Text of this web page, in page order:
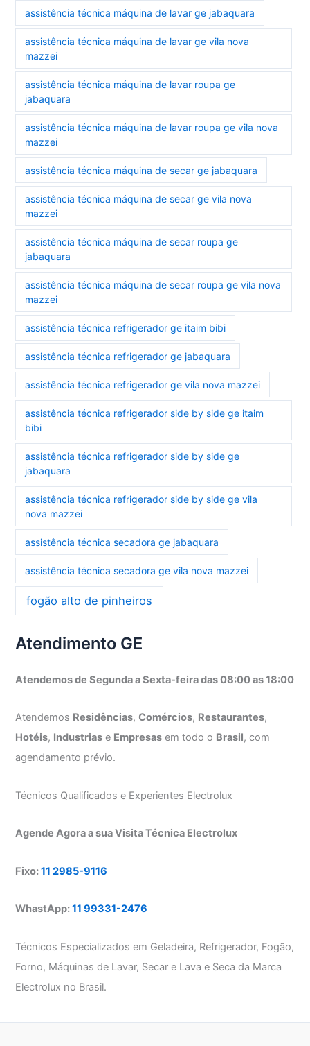
assistência técnica máquina de lavar ge jabaquara
assistência técnica máquina de lavar ge vila nova
mazzei
assistência técnica máquina de lavar roupa ge
jabaquara
assistência técnica máquina de lavar roupa ge vila nova
mazzei
assistência técnica máquina de secar ge jabaquara
assistência técnica máquina de secar ge vila nova
mazzei
assistência técnica máquina de secar roupa ge
jabaquara
assistência técnica máquina de secar roupa ge vila nova
mazzei
assistência técnica refrigerador ge itaim bibi
assistência técnica refrigerador ge jabaquara
assistência técnica refrigerador ge vila nova mazzei
assistência técnica refrigerador side by side ge itaim
bibi
assistência técnica refrigerador side by side ge
jabaquara
assistência técnica refrigerador side by side ge vila
nova mazzei
assistência técnica secadora ge jabaquara
assistência técnica secadora ge vila nova mazzei
fogão alto de pinheiros
Atendimento GE
Atendemos de Segunda a Sexta-feira das 08:00 as 18:00
Atendemos Residências,Comércios, Restaurantes,
Hotéis, Industrias e Empresas em todo o Brasil, com
agendamento prévio.
Técnicos Qualificados e Experientes Electrolux
Agende Agora a sua Visita Técnica Electrolux
Fixo:11 2985-9116
WhastApp:11 99331-2476
Técnicos Especializados em Geladeira, Refrigerador, Fogão,
Forno, Máquinas de Lavar, Secar e Lava e Seca da Marca
Electrolux no Brasil.